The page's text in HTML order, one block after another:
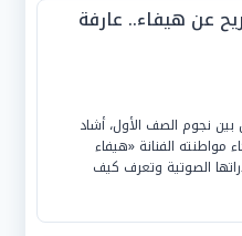
عن هيفاء.. عارفة
نجوم الصف الأول، أشاد
مواطنته الفنانة «هيفاء
الصوتية وتعرف كيف